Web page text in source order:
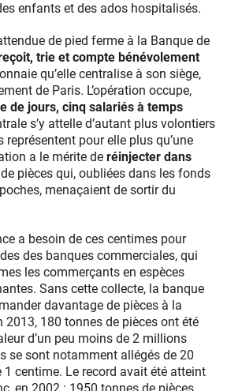
enfants et des ados hospitalisés.
de pied ferme à la Banque de
trie et compte bénévolement
qu’elle centralise à son siège,
de Paris. L’opération occupe,
de jours, cinq salariés à temps
s’y attelle d’autant plus volontiers
représentent pour elle plus qu’une
a le mérite de réinjecter dans
pièces qui, oubliées dans les fonds
menaçaient de sortir du
a besoin de ces centimes pour
des banques commerciales, qui
les commerçants en espèces
Sans cette collecte, la banque
davantage de pièces à la
2013, 180 tonnes de pièces ont été
d’un peu moins de 2 millions
se sont notamment allégés de 20
centime. Le record avait été atteint